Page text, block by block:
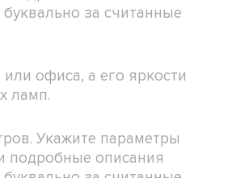
за считанные
офиса, а его яркости
ламп.
Укажите параметры
подробные описания